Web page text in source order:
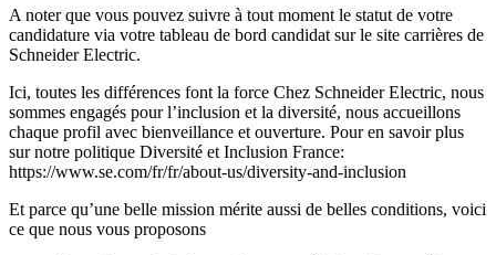
A noter que vous pouvez suivre à tout moment le statut de votre
candidature via votre tableau de bord candidat sur le site carrières de
Schneider Electric.
Ici, toutes les différences font la force Chez Schneider Electric, nous
sommes engagés pour l’inclusion et la diversité, nous accueillons
chaque profil avec bienveillance et ouverture. Pour en savoir plus
sur notre politique Diversité et Inclusion France:
https://www.se.com/fr/fr/about-us/diversity-and-inclusion
Et parce qu’une belle mission mérite aussi de belles conditions, voici
ce que nous vous proposons